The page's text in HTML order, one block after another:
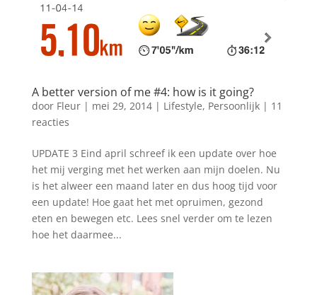
A better version of me #4: how is it going?
door Fleur| mei 29, 2014| Lifestyle, Persoonlijk| 11
reacties
UPDATE 3 Eind april schreef ik een update over hoe
het mij verging met het werken aan mijn doelen. Nu
is het alweer een maand later en dus hoog tijd voor
een update! Hoe gaat het met opruimen, gezond
eten en bewegen etc. Lees snel verder om te lezen
hoe het daarmee...